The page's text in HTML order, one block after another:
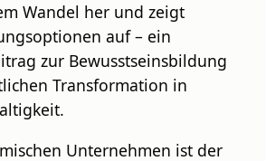
Wandel her und zeigt
auf – ein
zur Bewusstseinsbildung
Transformation in
Unternehmen ist der